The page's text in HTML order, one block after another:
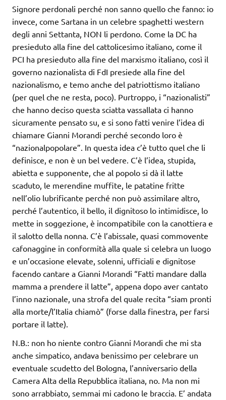
Signore perdonali perché non sanno quello che fanno: io
invece, come Sartana in un celebre spaghetti western
degli anni Settanta, NON li perdono. Come la DC ha
presieduto alla fine del cattolicesimo italiano, come il
PCI ha presieduto alla fine del marxismo italiano, così il
governo nazionalista di FdI presiede alla fine del
nazionalismo, e temo anche del patriottismo italiano
(per quel che ne resta, poco). Purtroppo, i “nazionalisti”
che hanno deciso questa sciatta vassallata ci hanno
sicuramente pensato su, e si sono fatti venire l’idea di
chiamare Gianni Morandi perché secondo loro è
“nazionalpopolare”. In questa idea c’è tutto quel che li
definisce, e non è un bel vedere. C’è l’idea, stupida,
abietta e supponente, che al popolo si dà il latte
scaduto, le merendine muffite, le patatine fritte
nell’olio lubrificante perché non può assimilare altro,
perché l’autentico, il bello, il dignitoso lo intimidisce, lo
mette in soggezione, è incompatibile con la canottiera e
il salotto della nonna. C’è l’abissale, quasi commovente
cafonaggine in conformità alla quale si celebra un luogo
e un’occasione elevate, solenni, ufficiali e dignitose
facendo cantare a Gianni Morandi “Fatti mandare dalla
mamma a prendere il latte”, appena dopo aver cantato
l’inno nazionale, una strofa del quale recita “siam pronti
alla morte/l’Italia chiamò” (forse dalla finestra, per farsi
portare il latte).
N.B.: non ho niente contro Gianni Morandi che mi sta
anche simpatico, andava benissimo per celebrare un
eventuale scudetto del Bologna, l’anniversario della
Camera Alta della Repubblica italiana, no. Ma non mi
sono arrabbiato, semmai mi cadono le braccia. E’ andata